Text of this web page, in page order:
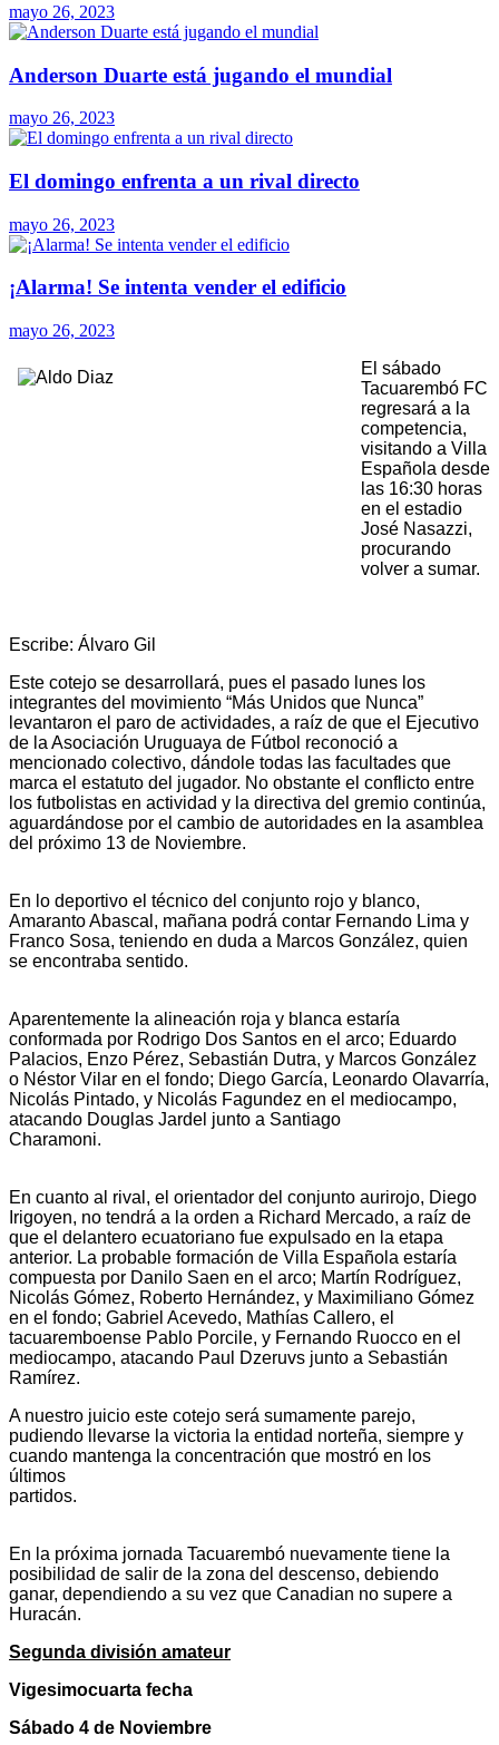
mayo 26, 2023
Anderson Duarte está jugando el mundial
mayo 26, 2023
El domingo enfrenta a un rival directo
mayo 26, 2023
¡Alarma! Se intenta vender el edificio
mayo 26, 2023
El sábado
Tacuarembó FC
regresará a la
competencia,
visitando a Villa
Española desde
las 16:30 horas
en el estadio
José Nasazzi,
procurando
volver a sumar.
Escribe: Álvaro Gil
Este cotejo se desarrollará, pues el pasado lunes los
integrantes del movimiento “Más Unidos que Nunca”
levantaron el paro de actividades, a raíz de que el Ejecutivo
de la Asociación Uruguaya de Fútbol reconoció a
mencionado colectivo, dándole todas las facultades que
marca el estatuto del jugador. No obstante el conflicto entre
los futbolistas en actividad y la directiva del gremio continúa,
aguardándose por el cambio de autoridades en la asamblea
del próximo 13 de Noviembre.
En lo deportivo el técnico del conjunto rojo y blanco,
Amaranto Abascal, mañana podrá contar Fernando Lima y
Franco Sosa, teniendo en duda a Marcos González, quien
se encontraba sentido.
Aparentemente la alineación roja y blanca estaría
conformada por Rodrigo Dos Santos en el arco; Eduardo
Palacios, Enzo Pérez, Sebastián Dutra, y Marcos González
o Néstor Vilar en el fondo; Diego García, Leonardo Olavarría,
Nicolás Pintado, y Nicolás Fagundez en el mediocampo,
atacando Douglas Jardel junto a Santiago
En cuanto al rival, el orientador del conjunto aurirojo, Diego
Irigoyen, no tendrá a la orden a Richard Mercado, a raíz de
que el delantero ecuatoriano fue expulsado en la etapa
anterior. La probable formación de Villa Española estaría
compuesta por Danilo Saen en el arco; Martín Rodríguez,
Nicolás Gómez, Roberto Hernández, y Maximiliano Gómez
en el fondo; Gabriel Acevedo, Mathías Callero, el
tacuaremboense Pablo Porcile, y Fernando Ruocco en el
mediocampo, atacando Paul Dzeruvs junto a Sebastián
A nuestro juicio este cotejo será sumamente parejo,
pudiendo llevarse la victoria la entidad norteña, siempre y
cuando mantenga la concentración que mostró en los
últimos
En la próxima jornada Tacuarembó nuevamente tiene la
posibilidad de salir de la zona del descenso, debiendo
ganar, dependiendo a su vez que Canadian no supere a
Huracán.
Segunda división amateur
Vigesimocuarta fecha
Sábado 4 de Noviembre